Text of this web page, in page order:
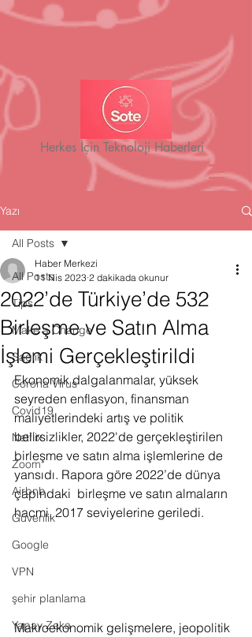
Herkes İçin Teknoloji Haberleri
Yazı
All Posts
Tips
Make a Change
Sağlık
Corona Virus
Covid19
Netflix
Zoom
Airbnb
Güvenlik
Google
VPN
şehir planlama
Yapay Zeka
All Posts
2022’de Türkiye’de 532
Birleşme ve Satın Alma
İşlemi Gerçekleştirildi
Haber Merkezi
11 Nis 2023 2 dakikada okunur
Ekonomik dalgalanmalar, yüksek
seyreden enflasyon, finansman
maliyetlerindeki artış ve politik
belirsizlikler, 2022'de gerçekleştirilen
birleşme ve satın alma işlemlerine de
yansıdı. Rapora göre 2022’de dünya
çapındaki  birleşme ve satın almaların
hacmi, 2017 seviyelerine geriledi.
Makroekonomik gelişmelere, jeopolitik